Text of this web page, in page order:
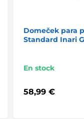
Domeček para
Standard Inari
En stock
58,99 €